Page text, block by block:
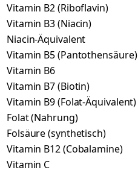
Vitamin B2 (Riboflavin)
Vitamin B3 (Niacin)
Niacin-Äquivalent
Vitamin B5 (Pantothensäure)
Vitamin B6
Vitamin B7 (Biotin)
Vitamin B9 (Folat-Äquivalent)
Folat (Nahrung)
Folsäure (synthetisch)
Vitamin B12 (Cobalamine)
Vitamin C